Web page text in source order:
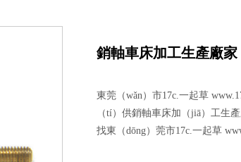
精密螺絲加工
精密銅件加工
台
異形
銷軸車床加工生產廠家
東莞（wǎn）市17c.一起草
（tí）供銷軸車床加（jiā）工生
找東（dōng）莞市17c.一起草